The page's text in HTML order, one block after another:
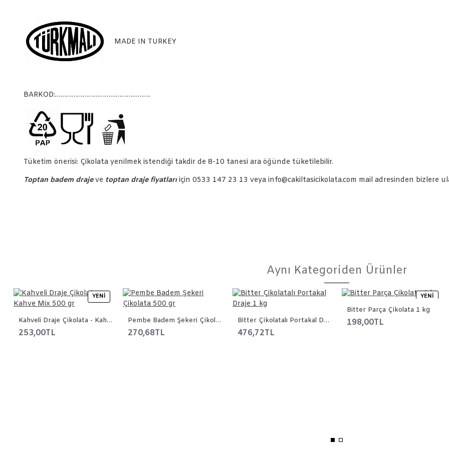
MADE IN TURKEY
BARKOD:…………………………………………….
Tüketim önerisi: Çikolata yenilmek istendiği takdir de 8-10 tanesi ara öğünde tüketilebilir.
Toptan badem drajeve toptan draje fiyatlarıiçin 0533 147 23 13 veya info@cakiltasicikolata.com mail adresinden bizlere
Aynı Kategoriden Ürünler
YENI
Kahveli Draje Çikolata - Kahve Mix 500 gr
253,00TL
Pembe Badem Şekeri Çikolata 500 gr
270,68TL
Bitter Çikolatalı Portakal Draje 1 kg
476,72TL
YENI
Bitter Parça Çikolata 1 kg
198,00TL